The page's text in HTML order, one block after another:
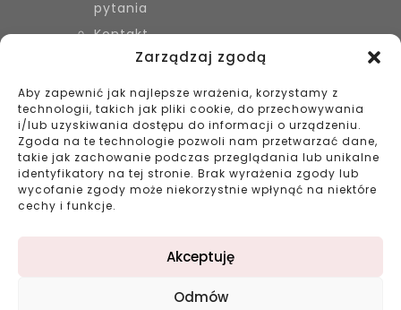
Zarządzaj zgodą
Aby zapewnić jak najlepsze wrażenia, korzystamy z
technologii, takich jak pliki cookie, do przechowywania
i/lub uzyskiwania dostępu do informacji o urządzeniu.
Zgoda na te technologie pozwoli nam przetwarzać dane,
takie jak zachowanie podczas przeglądania lub unikalne
identyfikatory na tej stronie. Brak wyrażenia zgody lub
wycofanie zgody może niekorzystnie wpłynąć na niektóre
cechy i funkcje.
Akceptuję
Odmów
pytania
Kontakt
KONTAKT
Biżuteria Szyszka Sieradz,
Zduńska Wola, Łask
799 038 980
43 695 80 11
kontakt@bizuteriaszyszka.pl